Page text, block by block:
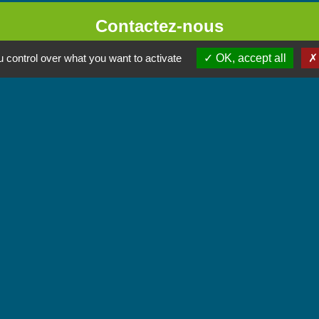
Contactez-nous
Commune de Chignin
52 Place de la Mairie - Le Chef Lieu
over what you want to activate OK, accept all